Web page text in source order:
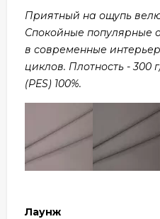
Приятный на ощупь
Спокойные популярные
в современные
циклов. Плотность - 300
(PES) 100%.
Лаунж